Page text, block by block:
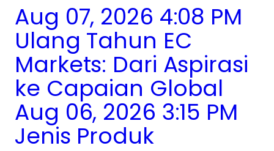
Aug 07, 2026 4:08 PM
Ulang Tahun EC
Markets: Dari Aspirasi
ke Capaian Global
Aug 06, 2026 3:15 PM
Jenis Produk